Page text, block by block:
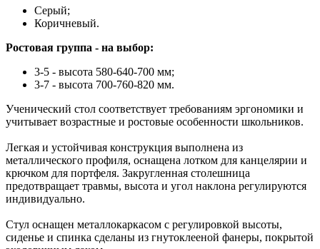
Серый;
Коричневый.
Ростовая группа - на выбор:
3-5 - высота 580-640-700 мм;
3-7 - высота 700-760-820 мм.
Ученический стол соответствует требованиям эргономики и
учитывает возрастные и ростовые особенности школьников.
Легкая и устойчивая конструкция выполнена из
металлического профиля, оснащена лотком для канцелярии и
крючком для портфеля. Закругленная столешница
предотвращает травмы, высота и угол наклона регулируются
индивидуально.
Стул оснащен металлокаркасом с регулировкой высоты,
сиденье и спинка сделаны из гнутоклееной фанеры, покрытой